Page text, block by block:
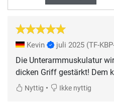
Kevin juli 2025 (TF-
Die Unterarmmuskulatur
dicken Griff gestärkt! Dem
Nyttig • Ikke nyttig